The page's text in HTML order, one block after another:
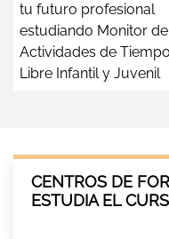
tu futuro profesional
estudiando Monitor de
Actividades de Tiempo
Libre Infantil y Juvenil
CENTROS DE
ESTUDIA EL